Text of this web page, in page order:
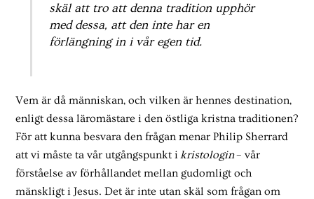
skäl att tro att denna tradition upphör
med dessa, att den inte har en
förlängning in i vår egen tid.
Vem är då människan, och vilken är hennes destination,
enligt dessa läromästare i den östliga kristna traditionen?
För att kunna besvara den frågan menar Philip Sherrard
att vi måste ta vår utgångspunkt ikristologin– vår
förståelse av förhållandet mellan gudomligt och
mänskligt i Jesus. Det är inte utan skäl som frågan om